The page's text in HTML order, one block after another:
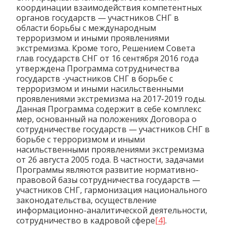
координации взаимодействия компетентных
органов государств — участников СНГ в
области борьбы с международным
терроризмом и иными проявлениями
экстремизма. Кроме того, Решением Совета
глав государств СНГ от 16 сентября 2016 года
утверждена Программа сотрудничества
государств -участников СНГ в борьбе с
терроризмом и иными насильственными
проявлениями экстремизма на 2017-2019 годы.
Данная Программа содержит в себе комплекс
мер, основанный на положениях Договора о
сотрудничестве государств — участников СНГ в
борьбе с терроризмом и иными
насильственными проявлениями экстремизма
от 26 августа 2005 года. В частности, задачами
Программы являются развитие нормативно-
правовой базы сотрудничества государств —
участников СНГ, гармонизация национального
законодательства, осуществление
информационно-аналитической деятельности,
сотрудничество в кадровой сфере[4].